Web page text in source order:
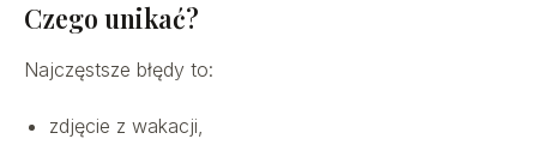
Czego unikać?
Najczęstsze błędy to:
zdjęcie z wakacji,